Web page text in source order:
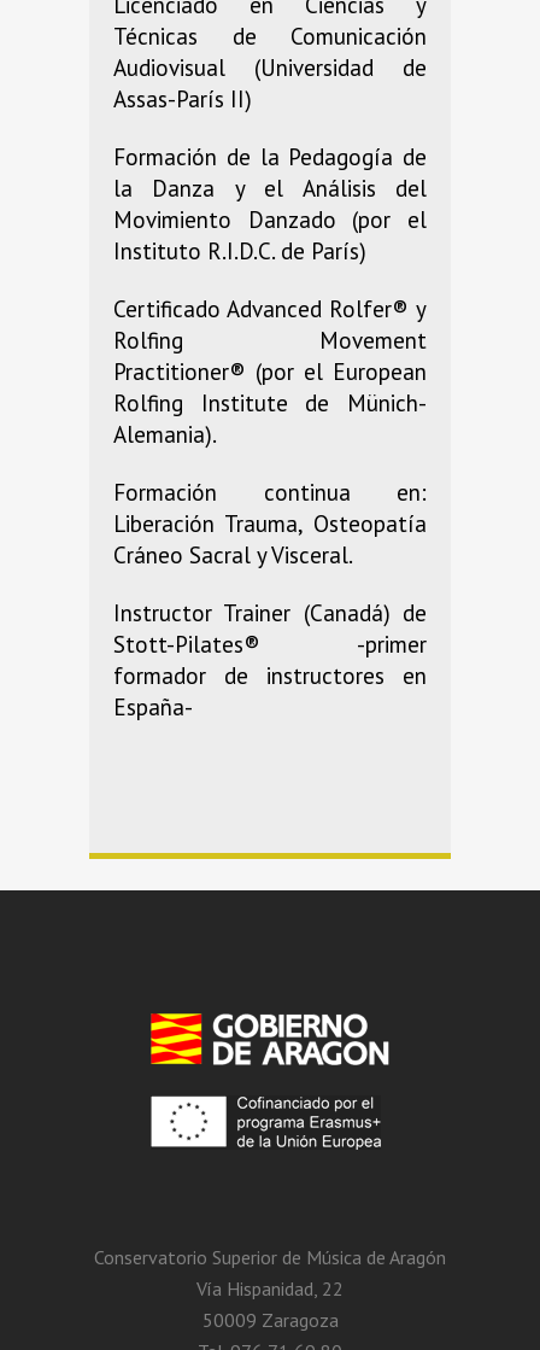
Técnicas de Comunicación
Audiovisual (Universidad de
Assas-París II)
Formación de la Pedagogía de
la Danza y el Análisis del
Movimiento Danzado (por el
Instituto R.I.D.C. de París)
Certificado Advanced Rolfer® y
Rolfing Movement
Practitioner® (por el European
Rolfing Institute de Münich-
Alemania).
Formación continua en:
Liberación Trauma, Osteopatía
Cráneo Sacral y Visceral.
Instructor Trainer (Canadá) de
Stott-Pilates® -primer
formador de instructores en
España-
Conservatorio Superior de Música de Aragón
Vía Hispanidad, 22
50009 Zaragoza